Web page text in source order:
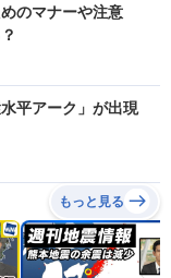
のマナーや注意
平アーク」が出現
もっと見る